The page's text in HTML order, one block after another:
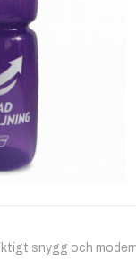
snygg och